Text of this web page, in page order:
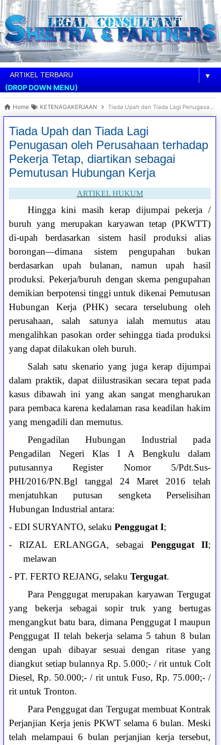
▼
(DROP DOWN MENU)
Home KETENAGAKERJAAN Tiada Upah dan Tiada Lagi Penugasan oleh Perusahaan terhadap Pekerja Tetap, diartikan sebagai Pemutusan Hubungan Kerja
Tiada Upah dan Tiada Lagi
Penugasan oleh Perusahaan terhadap
Pekerja Tetap, diartikan sebagai
Pemutusan Hubungan Kerja
ARTIKEL HUKUM
Hingga kini masih kerap dijumpai pekerja /
buruh yang merupakan karyawan tetap (PKWTT)
di-upah berdasarkan sistem hasil produksi alias
borongan—dimana sistem pengupahan bukan
berdasarkan upah bulanan, namun upah hasil
produksi. Pekerja/buruh dengan skema pengupahan
demikian berpotensi tinggi untuk dikenai Pemutusan
Hubungan Kerja (PHK) secara terselubung oleh
perusahaan, salah satunya ialah memutus atau
mengalihkan pasokan order sehingga tiada produksi
yang dapat dilakukan oleh buruh.
Salah satu skenario yang juga kerap dijumpai
dalam praktik, dapat diilustrasikan secara tepat pada
kasus dibawah ini yang akan sangat mengharukan
para pembaca karena kedalaman rasa keadilan hakim
yang mengadili dan memutus.
Pengadilan Hubungan Industrial pada
Pengadilan Negeri Klas I A Bengkulu dalam
putusannya Register Nomor 5/Pdt.Sus-
PHI/2016/PN.Bgl tanggal 24 Maret 2016 telah
menjatuhkan putusan sengketa Perselisihan
Hubungan Industrial antara:
- EDI SURYANTO, selakuPenggugat I;
- RIZAL ERLANGGA, sebagai Penggugat II;
melawan
- PT. FERTO REJANG, selakuTergugat.
Para Penggugat merupakan karyawan Tergugat
yang bekerja sebagai sopir truk yang bertugas
mengangkut batu bara, dimana Penggugat I maupun
Penggugat II telah bekerja selama 5 tahun 8 bulan
dengan upah dibayar sesuai dengan ritase yang
diangkut setiap bulannya Rp. 5.000;- / rit untuk Colt
Diesel, Rp. 50.000;- / rit untuk Fuso, Rp. 75.000;- /
rit untuk Tronton.
Para Penggugat dan Tergugat membuat Kontrak
Perjanjian Kerja jenis PKWT selama 6 bulan. Meski
telah melampaui 6 bulan perjanjian kerja tersebut,